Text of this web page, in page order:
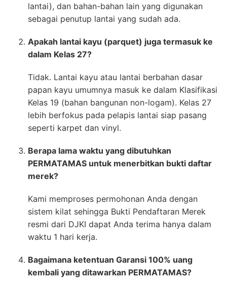
lantai), dan bahan-bahan lain yang digunakan
sebagai penutup lantai yang sudah ada.
Apakah lantai kayu (parquet) juga termasuk ke
dalam Kelas 27?
Tidak. Lantai kayu atau lantai berbahan dasar
papan kayu umumnya masuk ke dalam Klasifikasi
Kelas 19 (bahan bangunan non-logam). Kelas 27
lebih berfokus pada pelapis lantai siap pasang
seperti karpet dan vinyl.
Berapa lama waktu yang dibutuhkan
PERMATAMAS untuk menerbitkan bukti daftar
merek?
Kami memproses permohonan Anda dengan
sistem kilat sehingga Bukti Pendaftaran Merek
resmi dari DJKI dapat Anda terima hanya dalam
waktu 1 hari kerja.
Bagaimana ketentuan Garansi 100% uang
kembali yang ditawarkan PERMATAMAS?